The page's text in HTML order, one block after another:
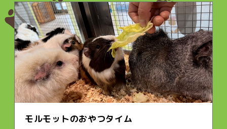
モルモットのおやつタイム